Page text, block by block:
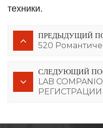
техники.
ПРЕДЫДУЩИЙ
520
СЛЕДУЮЩИЙ
LAB
РЕГИСТРАЦИИ